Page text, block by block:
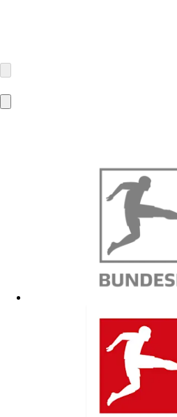
Modering 1
22457 Hamburg
contact@bestseller.com